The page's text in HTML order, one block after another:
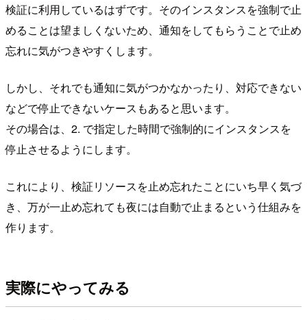
検証に利用しているはずです。そのインスタンスを強制で止
めることは望ましくないため、通知をしてもらうことで止め
忘れに気がつきやすくします。
しかし、それでも通知に気がつかなかったり、対応できない
などで停止できないケースもあると思います。
その場合は、2. で指定した時間で強制的にインスタンスを
停止させるようにします。
これにより、検証リソースを止め忘れたことにいち早く気づ
き、万が一止め忘れても夜には自動で止まるという仕組みを
作ります。
実際にやってみる